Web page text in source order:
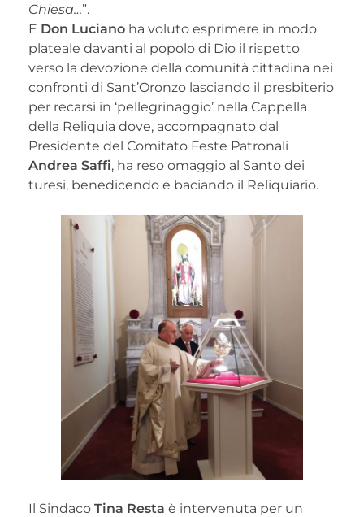
Chiesa…”.
E Don Luciano ha voluto esprimere in modo
plateale davanti al popolo di Dio il rispetto
verso la devozione della comunità cittadina nei
confronti di Sant’Oronzo lasciando il presbiterio
per recarsi in ‘pellegrinaggio’ nella Cappella
della Reliquia dove, accompagnato dal
Presidente del Comitato Feste Patronali
Andrea Saffi, ha reso omaggio al Santo dei
turesi, benedicendo e baciando il Reliquiario.
Il Sindaco Tina Resta è intervenuta per un